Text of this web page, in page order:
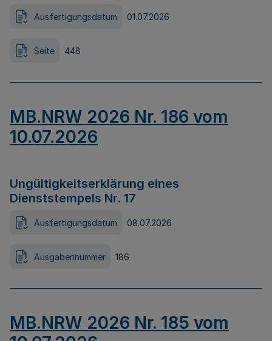
Ausfertigungsdatum 01.07.2026
Seite 448
MB.NRW 2026 Nr. 186 vom
10.07.2026
Ungültigkeitserklärung eines
Dienststempels Nr. 17
Ausfertigungsdatum 08.07.2026
Ausgabennummer 186
MB.NRW 2026 Nr. 185 vom